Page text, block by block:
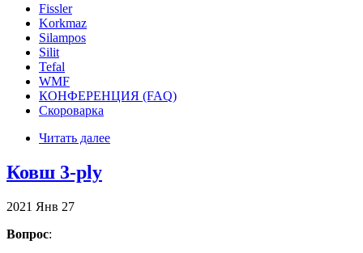
Fissler
Korkmaz
Silampos
Silit
Tefal
WMF
КОНФЕРЕНЦИЯ (FAQ)
Скороварка
Читать далее
Ковш 3-ply
2021 Янв 27
Вопрос: